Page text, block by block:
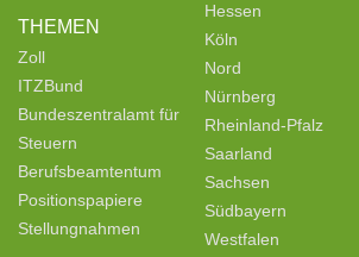
THEMEN
Zoll
ITZBund
Bundeszentralamt für
Steuern
Berufsbeamtentum
Positionspapiere
Stellungnahmen
Hessen
Köln
Nord
Nürnberg
Rheinland-Pfalz
Saarland
Sachsen
Südbayern
Westfalen